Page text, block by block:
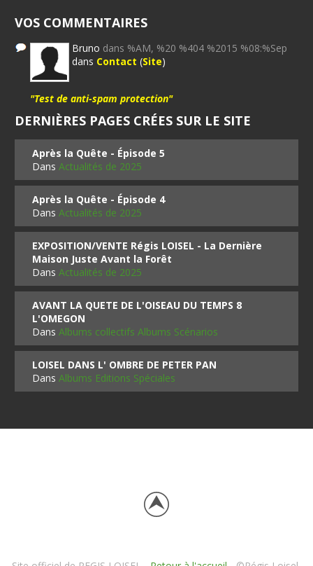
VOS COMMENTAIRES
Bruno dans %AM, %20 %404 %2015 %08:%Sep
dans Contact (Site)
"Test de anti-spam protection"
DERNIÈRES PAGES CRÉES SUR LE SITE
Après la Quête - Épisode 5
DansActualités de 2025
Après la Quête - Épisode 4
DansActualités de 2025
EXPOSITION/VENTE Régis LOISEL - La Dernière
Maison Juste Avant la Forêt
DansActualités de 2025
AVANT LA QUETE DE L'OISEAU DU TEMPS 8
L'OMEGON
DansAlbums collectifs Albums Scénarios
LOISEL DANS L' OMBRE DE PETER PAN
DansAlbums Editions Spéciales